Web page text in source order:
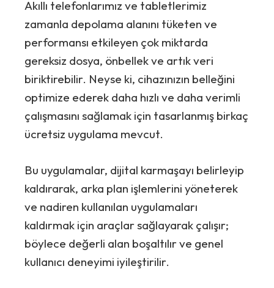
Akıllı telefonlarımız ve tabletlerimiz
zamanla depolama alanını tüketen ve
performansı etkileyen çok miktarda
gereksiz dosya, önbellek ve artık veri
biriktirebilir. Neyse ki, cihazınızın belleğini
optimize ederek daha hızlı ve daha verimli
çalışmasını sağlamak için tasarlanmış birkaç
ücretsiz uygulama mevcut.
Bu uygulamalar, dijital karmaşayı belirleyip
kaldırarak, arka plan işlemlerini yöneterek
ve nadiren kullanılan uygulamaları
kaldırmak için araçlar sağlayarak çalışır;
böylece değerli alan boşaltılır ve genel
kullanıcı deneyimi iyileştirilir.